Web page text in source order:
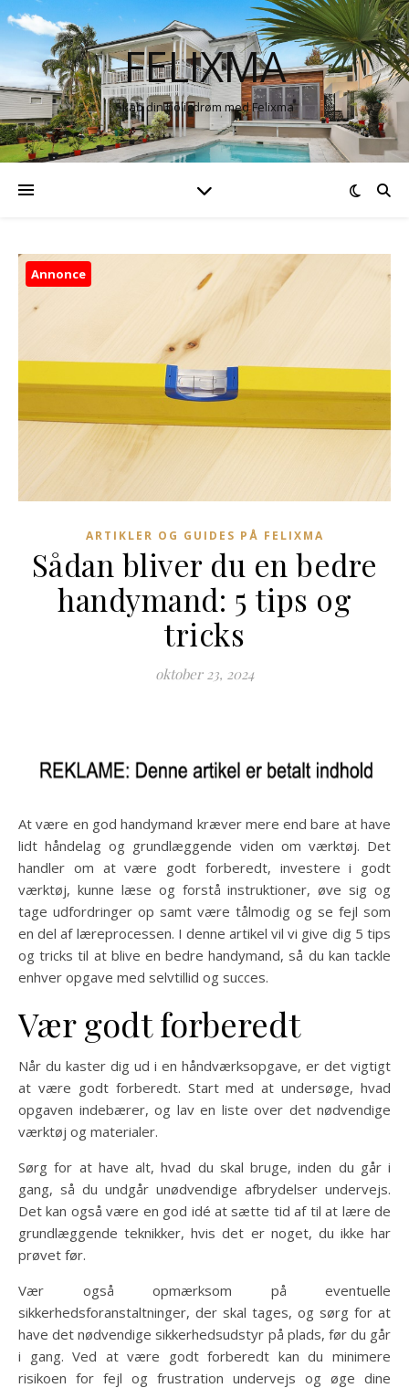
FELIXMA
Skab din boligdrøm med Felixma
Annonce
ARTIKLER OG GUIDES PÅ FELIXMA
Sådan bliver du en bedre
handymand: 5 tips og
tricks
oktober 23, 2024
At være en god handymand kræver mere end bare at have
lidt håndelag og grundlæggende viden om værktøj. Det
handler om at være godt forberedt, investere i godt
værktøj, kunne læse og forstå instruktioner, øve sig og
tage udfordringer op samt være tålmodig og se fejl som
en del af læreprocessen. I denne artikel vil vi give dig 5 tips
og tricks til at blive en bedre handymand, så du kan tackle
enhver opgave med selvtillid og succes.
Vær godt forberedt
Når du kaster dig ud i en håndværksopgave, er det vigtigt
at være godt forberedt. Start med at undersøge, hvad
opgaven indebærer, og lav en liste over det nødvendige
værktøj og materialer.
Sørg for at have alt, hvad du skal bruge, inden du går i
gang, så du undgår unødvendige afbrydelser undervejs.
Det kan også være en god idé at sætte tid af til at lære de
grundlæggende teknikker, hvis det er noget, du ikke har
prøvet før.
Vær også opmærksom på eventuelle
sikkerhedsforanstaltninger, der skal tages, og sørg for at
have det nødvendige sikkerhedsudstyr på plads, før du går
i gang. Ved at være godt forberedt kan du minimere
risikoen for fejl og frustration undervejs og øge dine